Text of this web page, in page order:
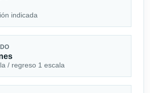
indicada
/ regreso 1 escala